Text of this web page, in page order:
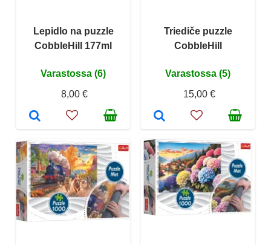
Lepidlo na puzzle
CobbleHill 177ml
Varastossa (6)
8,00 €
Triediče puzzle
CobbleHill
Varastossa (5)
15,00 €